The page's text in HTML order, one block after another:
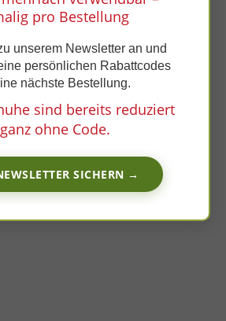
pro Bestellung
unserem Newsletter an und
persönlichen Rabattcodes
nächste Bestellung.
sind bereits reduziert
ohne Code.
SICHERN →